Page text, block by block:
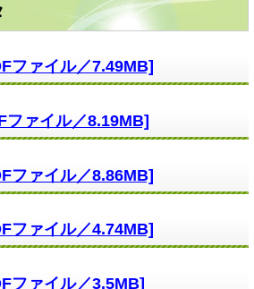
ファイル／7.49MB]
ファイル／8.19MB]
ファイル／8.86MB]
ファイル／4.74MB]
ファイル／3.5MB]